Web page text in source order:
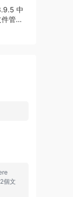
中
管理
個文